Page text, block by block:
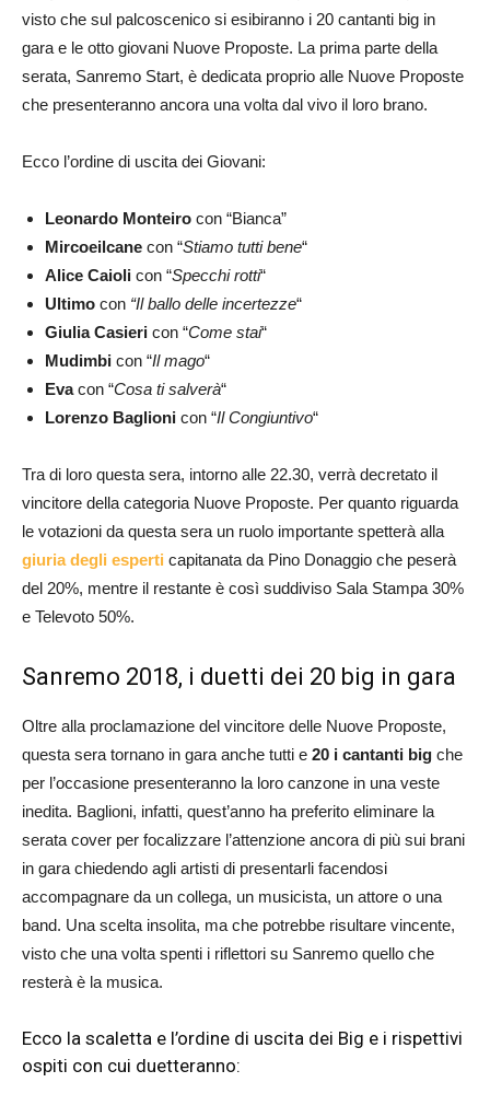
visto che sul palcoscenico si esibiranno i 20 cantanti big in
gara e le otto giovani Nuove Proposte. La prima parte della
serata, Sanremo Start, è dedicata proprio alle Nuove Proposte
che presenteranno ancora una volta dal vivo il loro brano.
Ecco l’ordine di uscita dei Giovani:
Leonardo Monteiro con “Bianca”
Mircoeilcane con “Stiamo tutti bene“
Alice Caioli con “Specchi rotti“
Ultimo con “Il ballo delle incertezze“
Giulia Casieri con “Come stai“
Mudimbi con “Il mago“
Evacon “Cosa ti salverà“
Lorenzo Baglioni con “Il Congiuntivo“
Tra di loro questa sera, intorno alle 22.30, verrà decretato il
vincitore della categoria Nuove Proposte. Per quanto riguarda
le votazioni da questa sera un ruolo importante spetterà alla
giuria degli esperti capitanata da Pino Donaggio che peserà
del 20%, mentre il restante è così suddiviso Sala Stampa 30%
e Televoto 50%.
Sanremo 2018, i duetti dei 20 big in gara
Oltre alla proclamazione del vincitore delle Nuove Proposte,
questa sera tornano in gara anche tutti e 20 i cantanti big che
per l’occasione presenteranno la loro canzone in una veste
inedita. Baglioni, infatti, quest’anno ha preferito eliminare la
serata cover per focalizzare l’attenzione ancora di più sui brani
in gara chiedendo agli artisti di presentarli facendosi
accompagnare da un collega, un musicista, un attore o una
band. Una scelta insolita, ma che potrebbe risultare vincente,
visto che una volta spenti i riflettori su Sanremo quello che
resterà è la musica.
Ecco la scaletta e l’ordine di uscita dei Big e i rispettivi
ospiti con cui duetteranno: